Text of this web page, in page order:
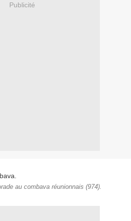
Publicité
au combava réunionnais (974).